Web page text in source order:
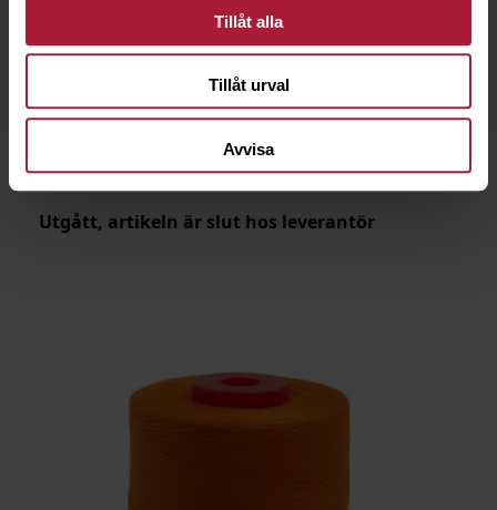
Tillåt alla
Tillåt urval
Avvisa
Twistcor Soft 25/2000 - Mörkgrön
G253-5374
Utgått, artikeln är slut hos leverantör